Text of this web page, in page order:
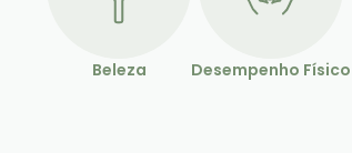
Beleza Desempenho Físico